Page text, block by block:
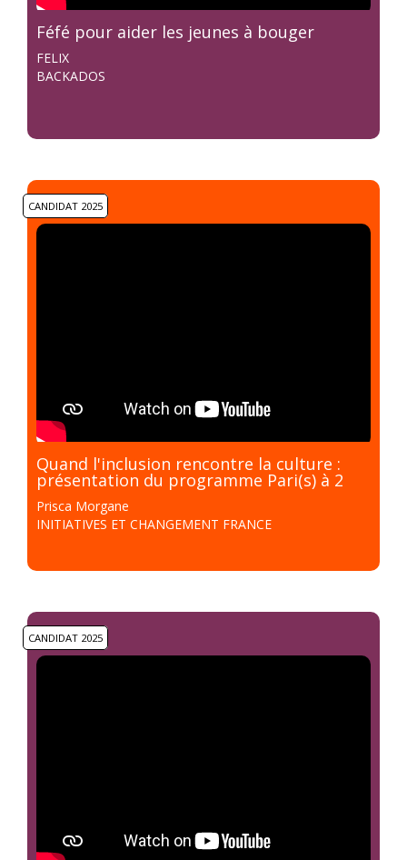
Féfé pour aider les jeunes à bouger
FELIX
BACKADOS
CANDIDAT 2025
Quand l'inclusion rencontre la culture :
présentation du programme Pari(s) à 2
Prisca Morgane
INITIATIVES ET CHANGEMENT FRANCE
CANDIDAT 2025